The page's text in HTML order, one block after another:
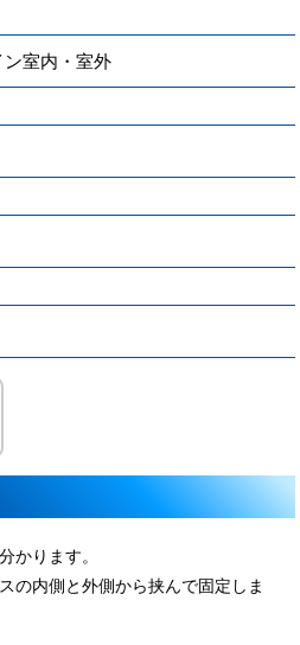
室内・室外
かります。
の内側と外側から挟んで固定しま